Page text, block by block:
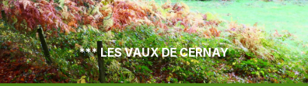
*** LES VAUX DE CERNAY